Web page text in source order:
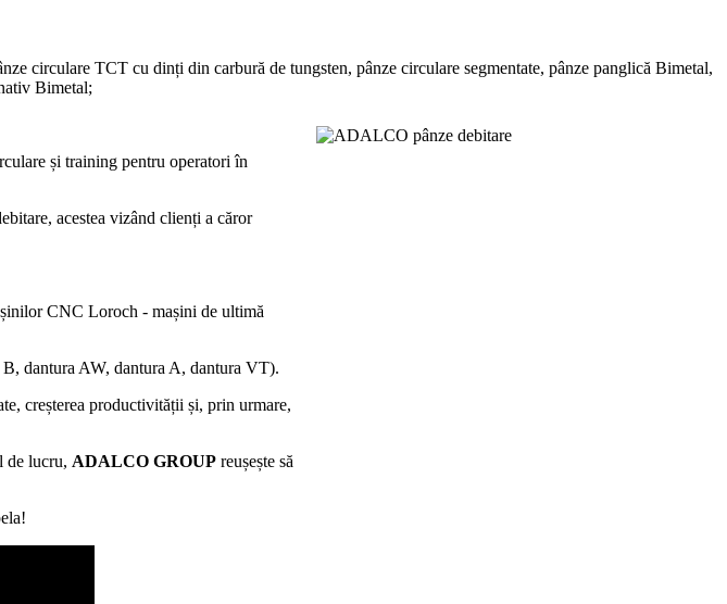
circulare TCT cu dinți din carbură de tungsten, pânze circulare segmentate, pânze panglică Bimetal,
Bimetal;
și training pentru operatori în
acestea vizând clienți a căror
CNC Loroch - mașini de ultimă
dantura AW, dantura A, dantura VT).
creșterea productivității și, prin urmare,
de lucru, ADALCO GROUP reușește să